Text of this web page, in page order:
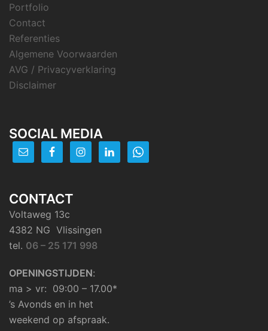
Portfolio
Contact
Referenties
Algemene Voorwaarden
AVG / Privacyverklaring
Disclaimer
SOCIAL MEDIA
CONTACT
Voltaweg 13c
4382 NG Vlissingen
tel. 06 – 25 171 998
OPENINGSTIJDEN:
ma > vr: 09:00 – 17.00*
’s Avonds en in het
weekend op afspraak.